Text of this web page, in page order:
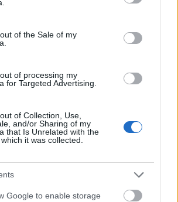
to Google and its third-party tags to
specified purposes in below Google
of the Sale of my
of processing my
for Targeted Advertising.
of Collection, Use,
and/or Sharing of my
that Is Unrelated with the
it was collected.
Google to enable storage
og nøkkeltall
og markeder
domstolene
Kjøp nå